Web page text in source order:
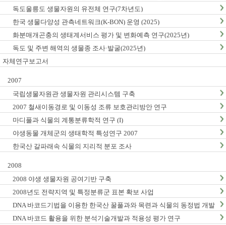
독도울릉도 생물자원의 유전체 연구(7차년도)
한국 생물다양성 관측네트워크(K-BON) 운영 (2025)
화분매개곤충의 생태계서비스 평가 및 변화예측 연구(2025년)
독도 및 주변 해역의 생물종 조사·발굴(2025년)
자체연구보고서
2007
국립생물자원관 생물자원 관리시스템 구축
2007 철새이동경로 및 이동성 조류 보호관리방안 연구
마디풀과 식물의 계통분류학적 연구 (I)
야생동물 개체군의 생태학적 특성연구 2007
한국산 갈파래속 식물의 지리적 분포 조사
2008
2008 야생 생물자원 공여기반 구축
2008년도 전략지역 및 특정분류군 표본 확보 사업
DNA 바코드기법을 이용한 한국산 꿀풀과와 목련과 식물의 동정법 개발
: I. 꿀풀과
DNA 바코드 활용을 위한 분석기술개발과 적용성 평가 연구